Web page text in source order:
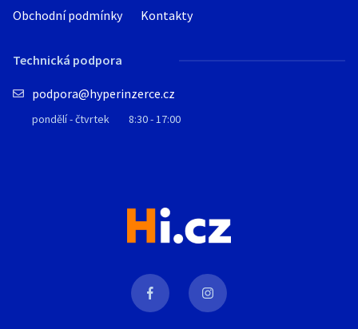
Obchodní podmínky
Kontakty
Technická podpora
podpora@hyperinzerce.cz
pondělí - čtvrtek 8:30 - 17:00